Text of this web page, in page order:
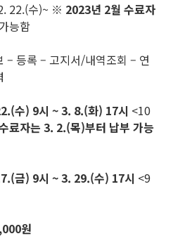
22.(수)~ ※ 2023년 2월 수료자
가능함
등록 – 고지서/내역조회 – 연
수) 9시 ~ 3. 8.(화) 17시 <10
료자는 3. 2.(목)부터 납부 가능
금) 9시 ~ 3. 29.(수) 17시 <9
원